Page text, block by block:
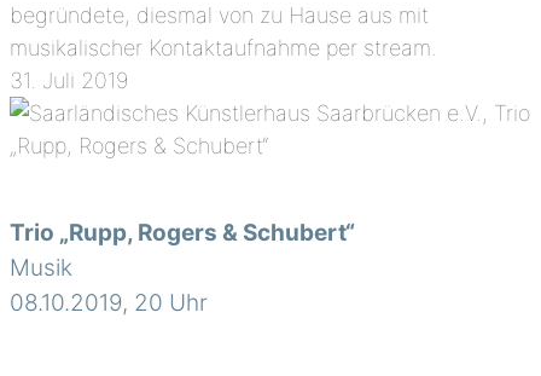
begründete, diesmal von zu Hause aus mit
musikalischer Kontaktaufnahme per stream.
31. Juli 2019
Trio „Rupp, Rogers & Schubert“
Musik
08.10.2019, 20 Uhr